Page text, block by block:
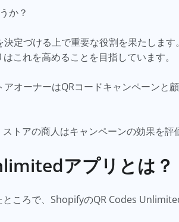
か？
定づける上で重要な役割を果たしま
これを高めることを目指しています。
オーナーはQRコードキャンペーンと
トアの商人はキャンペーンの効果を評
アプリとは？
ころで、ShopifyのQR Codes